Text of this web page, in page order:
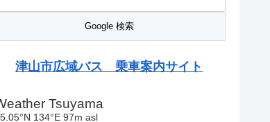
津山市広域バス 乗車案内サイト